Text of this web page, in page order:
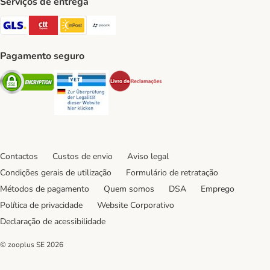
GLS Shipping Method
CTTExpress Shipping Method
InPost Shipping Method
Pagamento seguro
Security Security
Contactos Custos de envio
Aviso legal
Condições gerais de utilização
Formulário de retratação
Métodos de pagamento
Quem somos DSA
Emprego
Política de privacidade
Website Corporativo
Declaração de acessibilidade
© zooplus SE 2026